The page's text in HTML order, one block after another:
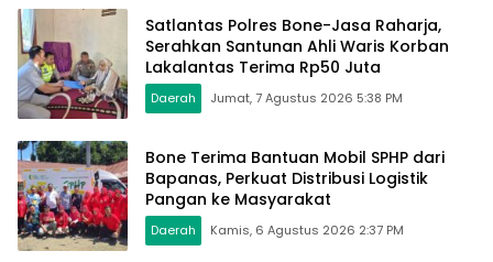
Satlantas Polres Bone-Jasa Raharja,
Serahkan Santunan Ahli Waris Korban
Lakalantas Terima Rp50 Juta
Daerah Jumat, 7 Agustus 2026 5:38 PM
Bone Terima Bantuan Mobil SPHP dari
Bapanas, Perkuat Distribusi Logistik
Pangan ke Masyarakat
Daerah Kamis, 6 Agustus 2026 2:37 PM